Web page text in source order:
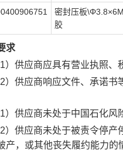
密封压板
胶
求
）供应商应具有营业执照、
）供应商响应文件、承诺
）供应商未处于中国石化风
）供应商未处于被责令停
产，或其他丧失履约能力